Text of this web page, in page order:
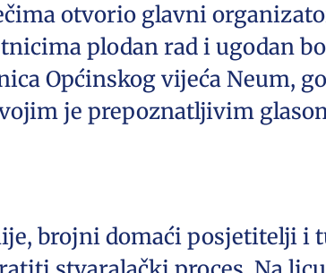
otvorio glavni
plodan rad i ugodan
Općinskog vijeća Neum,
je prepoznatljivim
brojni domaći posjetitelji i